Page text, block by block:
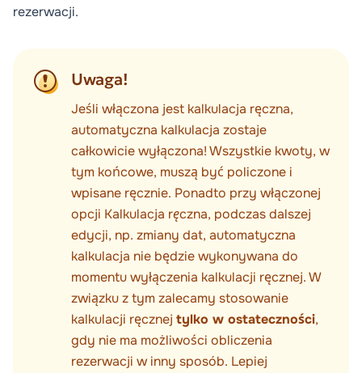
rezerwacji.
Uwaga!
Jeśli włączona jest kalkulacja ręczna,
automatyczna kalkulacja zostaje
całkowicie wyłączona! Wszystkie kwoty, w
tym końcowe, muszą być policzone i
wpisane ręcznie. Ponadto przy włączonej
opcji Kalkulacja ręczna, podczas dalszej
edycji, np. zmiany dat, automatyczna
kalkulacja nie będzie wykonywana do
momentu wyłączenia kalkulacji ręcznej. W
związku z tym zalecamy stosowanie
kalkulacji ręcznej tylko w ostateczności,
gdy nie ma możliwości obliczenia
rezerwacji w inny sposób. Lepiej